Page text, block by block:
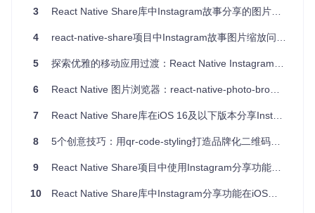
如何使用
安装
cd
react-native run-ios # 或 run-android
使用示例
Image source= {...} />
3 React Native Share库中Instagram故事分享的图片缩放控制方案
4 react-native-share项目中Instagram故事图片缩放问题解决方案
5 探索优雅的移动应用过渡：React Native Instagram Page Transition
6 React Native 图片浏览器：react-native-photo-browser 安装与使用指南
7 React Native Share库在iOS 16及以下版本分享Instagram故事崩溃问题解析
8 5个创意技巧：用qr-code-styling打造品牌化二维码体验
9 React Native Share项目中使用Instagram分享功能的实践指南
10 React Native Share库中Instagram分享功能在iOS上跳转App Store的问题解析